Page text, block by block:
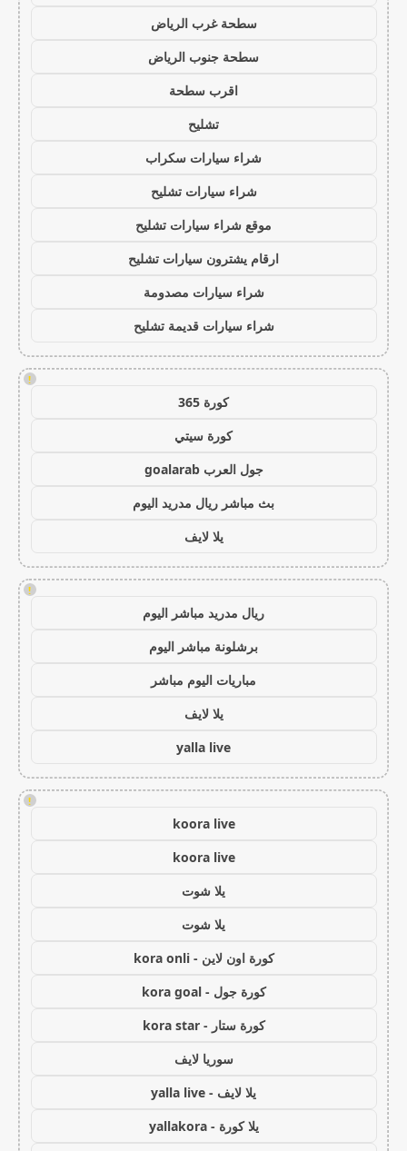
سطحة غرب الرياض
سطحة جنوب الرياض
اقرب سطحة
تشليح
شراء سيارات سكراب
شراء سيارات تشليح
موقع شراء سيارات تشليح
ارقام يشترون سيارات تشليح
شراء سيارات مصدومة
شراء سيارات قديمة تشليح
!
كورة 365
كورة سيتي
جول العرب goalarab
بث مباشر ريال مدريد اليوم
يلا لايف
!
ريال مدريد مباشر اليوم
برشلونة مباشر اليوم
مباريات اليوم مباشر
يلا لايف
yalla live
!
koora live
koora live
يلا شوت
يلا شوت
كورة اون لاين - kora onli
كورة جول - kora goal
كورة ستار - kora star
سوريا لايف
يلا لايف - yalla live
يلا كورة - yallakora